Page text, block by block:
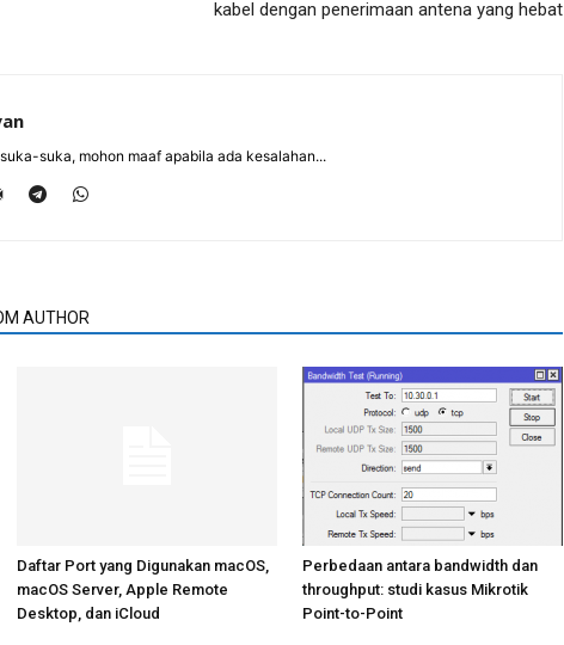
kabel dengan penerimaan antena yang hebat
suka, mohon maaf apabila ada kesalahan...
AUTHOR
Daftar Port yang Digunakan macOS,
macOS Server, Apple Remote
Desktop, dan iCloud
Perbedaan antara bandwidth dan
throughput: studi kasus Mikrotik
Point-to-Point